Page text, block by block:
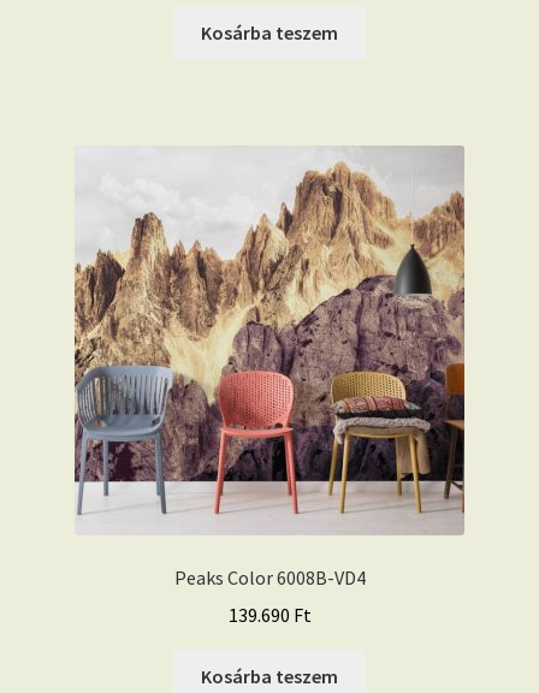
Kosárba teszem
Peaks Color 6008B-VD4
139.690 Ft
Kosárba teszem